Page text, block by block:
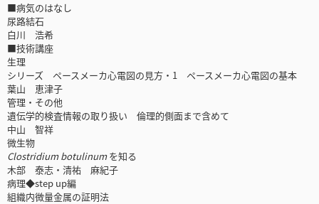
■病気のはなし
尿路結石
白川 浩希
■技術講座
生理
シリーズ ペースメーカ心電図の見方・1 ペースメーカ心電図の基本
葉山 恵津子
管理・その他
遺伝学的検査情報の取り扱い 倫理的側面まで含めて
中山 智祥
微生物
Clostridium botulinumを知る
木部 泰志・清祐 麻紀子
病理◆step up編
組織内微量金属の証明法